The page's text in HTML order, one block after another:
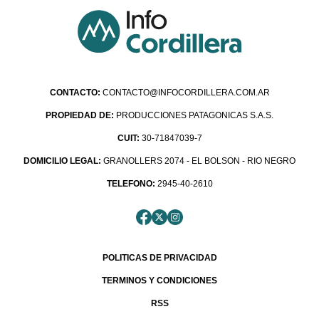
CONTACTO: CONTACTO@INFOCORDILLERA.COM.AR
PROPIEDAD DE: PRODUCCIONES PATAGONICAS S.A.S.
CUIT: 30-71847039-7
DOMICILIO LEGAL: GRANOLLERS 2074 - EL BOLSON - RIO NEGRO
TELEFONO: 2945-40-2610
POLITICAS DE PRIVACIDAD
TERMINOS Y CONDICIONES
RSS